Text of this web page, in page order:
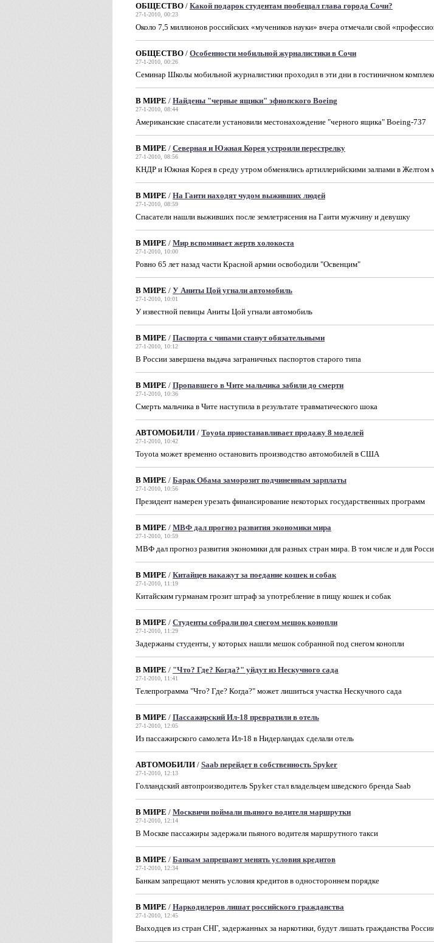
ОБЩЕСТВО / Какой подарок студентам пообещал глава города Сочи?
27-1-2010, 00:23
Около 7,5 миллионов российских «мучеников науки» вчера отмечали свой
ОБЩЕСТВО / Особенности мобильной журналистики в Сочи
27-1-2010, 00:26
Семинар Школы мобильной журналистики проходил в эти дни в гостиничном
В МИРЕ / Найдены "черные ящики" эфиопского Boeing
27-1-2010, 08:44
Американские спасатели установили местонахождение "черного ящика" Boeing-737
В МИРЕ / Северная и Южная Корея устроили перестрелку
27-1-2010, 08:56
КНДР и Южная Корея в среду утром обменялись артиллерийскими залпами в Желтом
В МИРЕ / На Гаити находят чудом выживших людей
27-1-2010, 08:59
Спасатели нашли выживших после землетрясения на Гаити мужчину и девушку
В МИРЕ / Мир вспоминает жертв холокоста
27-1-2010, 10:00
Ровно 65 лет назад части Красной армии освободили "Освенцим"
В МИРЕ / У Аниты Цой угнали автомобиль
27-1-2010, 10:01
У известной певицы Аниты Цой угнали автомобиль
В МИРЕ / Паспорта с чипами станут обязательными
27-1-2010, 10:12
В России завершена выдача заграничных паспортов старого типа
В МИРЕ / Пропавшего в Чите мальчика забили до смерти
27-1-2010, 10:36
Смерть мальчика в Чите наступила в результате травматического шока
АВТОМОБИЛИ / Toyota приостанавливает продажу 8 моделей
27-1-2010, 10:42
Toyota может временно остановить производство автомобилей в США
В МИРЕ / Барак Обама заморозит подчиненным зарплаты
27-1-2010, 10:56
Президент намерен урезать финансирование некоторых государственных программ
В МИРЕ / МВФ дал прогноз развития экономики мира
27-1-2010, 10:59
МВФ дал прогноз развития экономики для разных стран мира. В том числе и для
В МИРЕ / Китайцев накажут за поедание кошек и собак
27-1-2010, 11:19
Китайским гурманам грозит штраф за употребление в пищу кошек и собак
В МИРЕ / Студенты собрали под снегом мешок конопли
27-1-2010, 11:29
Задержаны студенты, у которых нашли мешок собранной под снегом конопли
В МИРЕ / "Что? Где? Когда?" уйдут из Нескучного сада
27-1-2010, 11:41
Телепрограмма "Что? Где? Когда?" может лишиться участка Нескучного сада
В МИРЕ / Пассажирский Ил-18 превратили в отель
27-1-2010, 12:05
Из пассажирского самолета Ил-18 в Нидерландах сделали отель
АВТОМОБИЛИ / Saab перейдет в собственность Spyker
27-1-2010, 12:13
Голландский автопроизводитель Spyker стал владельцем шведского бренда Saab
В МИРЕ / Москвичи поймали пьяного водителя маршрутки
27-1-2010, 12:14
В Москве пассажиры задержали пьяного водителя маршрутного такси
В МИРЕ / Банкам запрещают менять условия кредитов
27-1-2010, 12:34
Банкам запрещают менять условия кредитов в одностороннем порядке
В МИРЕ / Наркодилеров лишат российского гражданства
27-1-2010, 12:45
Выходцев из стран СНГ, задержанных за наркотики, будут лишать гражданства